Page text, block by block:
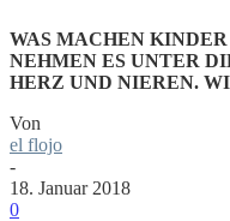
WAS MACHEN
NEHMEN ES UNTER
HERZ UND NIEREN.
Von
el flojo
-
18. Januar 2018
0